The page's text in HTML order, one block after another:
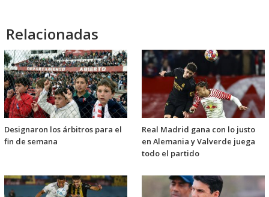
Relacionadas
Designaron los árbitros para el
fin de semana
Real Madrid gana con lo justo
en Alemania y Valverde juega
todo el partido